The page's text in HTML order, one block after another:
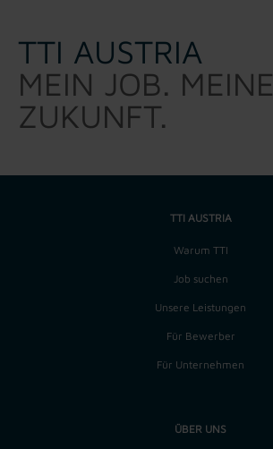
TTI AUSTRIA
MEIN JOB. MEINE
ZUKUNFT.
TTI AUSTRIA
Warum TTI
Job suchen
Unsere Leistungen
Für Bewerber
Für Unternehmen
ÜBER UNS